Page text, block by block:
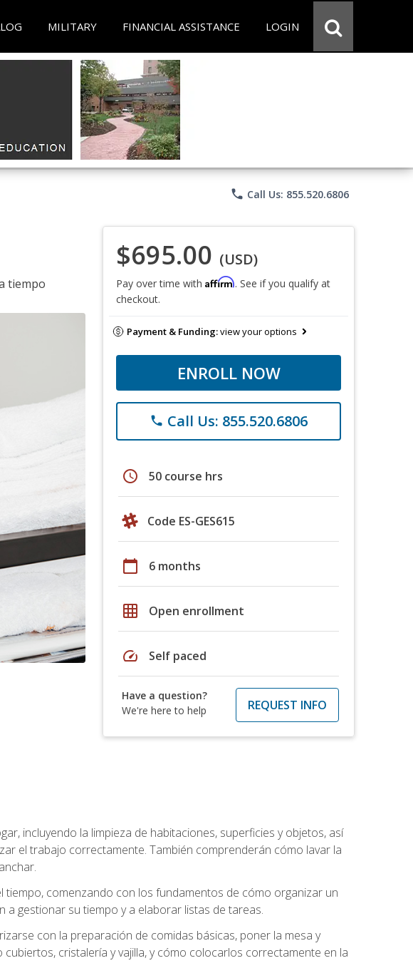
MILITARY FINANCIAL ASSISTANCE LOGIN
phone Call Us: 855.520.6806
tiempo
$695.00 (USD)
Pay over time with Affirm. See if you qualify at
checkout.
Payment & Funding:view your options
ENROLL NOW
phone Call Us: 855.520.6806
schedule 50 course hrs
Code ES-GES615
calendar_today 6 months
grid_on Open enrollment
speed Self paced
Have a question?
We're here to help
REQUEST INFO
incluyendo la limpieza de habitaciones, superficies y objetos, así
el trabajo correctamente. También comprenderán cómo lavar la
comenzando con los fundamentos de cómo organizar un
a gestionar su tiempo y a elaborar listas de tareas.
con la preparación de comidas básicas, poner la mesa y
cristalería y vajilla, y cómo colocarlos correctamente en la